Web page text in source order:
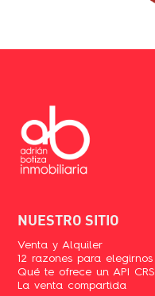
NUESTRO SITIO
Venta y Alquiler
12 razones para elegirnos
Qué te ofrece un API CRS
La venta compartida